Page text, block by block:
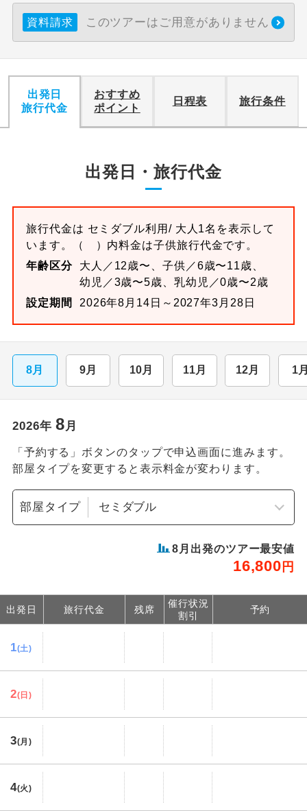
資料請求 このツアーはご用意がありません
出発日
旅行代金
おすすめ
ポイント
日程表 旅行条件
出発日・旅行代金
旅行代金は セミダブル利用/ 大人1名を表示して
います。
（ ）内料金は子供旅行代金です。
年齢区分
大人／12歳〜、子供／6歳〜11歳、
幼児／3歳〜5歳、乳幼児／0歳〜2歳
設定期間
2026年8月14日～2027年3月28日
8月 9月 10月 11月 12月 1
2026年 8月
「予約する」ボタンのタップで申込画面に進みます。
部屋タイプを変更すると表示料金が変わります。
部屋タイプ
8 月出発のツアー最安値
16,800 円
出発日 旅行代金 残席
催行状況
割引
予約
1(土)
2(日)
3(月)
4(火)
おひとり様バ
ス2席利用
す。